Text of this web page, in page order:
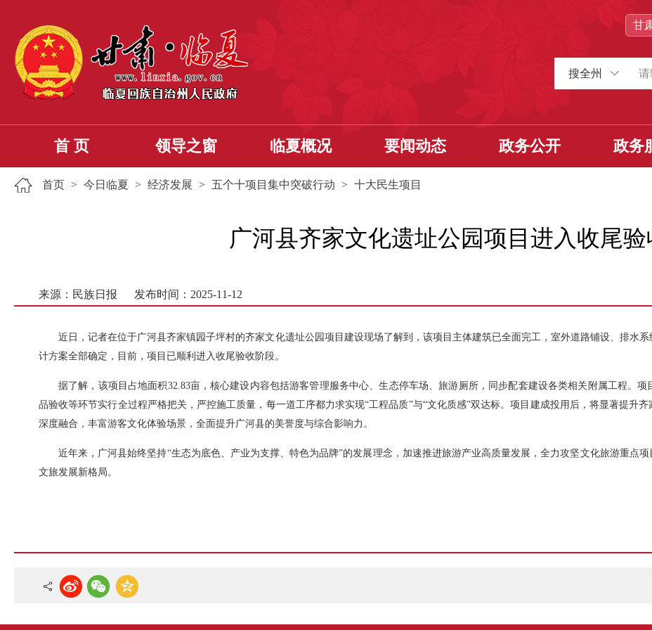
甘
搜全州
首 页 领导之窗 临夏概况 要闻动态 政务公开 政务
首页 > 今日临夏 > 经济发展 > 五个十项目集中突破行动 > 十大民生项目
广河县齐家文化遗址公园项目进入收尾
来源：民族日报 发布时间：2025-11-12
近日，记者在位于广河县齐家镇园子坪村的齐家文化遗址公园项目建设现场了解到，该项目主体建筑已全面完工，室外道路铺设、排水
计方案全部确定，目前，项目已顺利进入收尾验收阶段。
据了解，该项目占地面积32.83亩，核心建设内容包括游客管理服务中心、生态停车场、旅游厕所，同步配套建设各类相关附属工程。
品验收等环节实行全过程严格把关，严控施工质量，每一道工序都力求实现“工程品质”与“文化质感”双达标。项目建成投用后，将显著提升
深度融合，丰富游客文化体验场景，全面提升广河县的美誉度与综合影响力。
近年来，广河县始终坚持“生态为底色、产业为支撑、特色为品牌”的发展理念，加速推进旅游产业高质量发展，全力攻坚文化旅游重点
文旅发展新格局。